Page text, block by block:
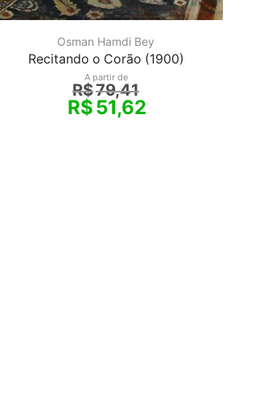
Osman Hamdi Bey
Recitando o Corão (1900)
A partir de
R$79,41
R$51,62